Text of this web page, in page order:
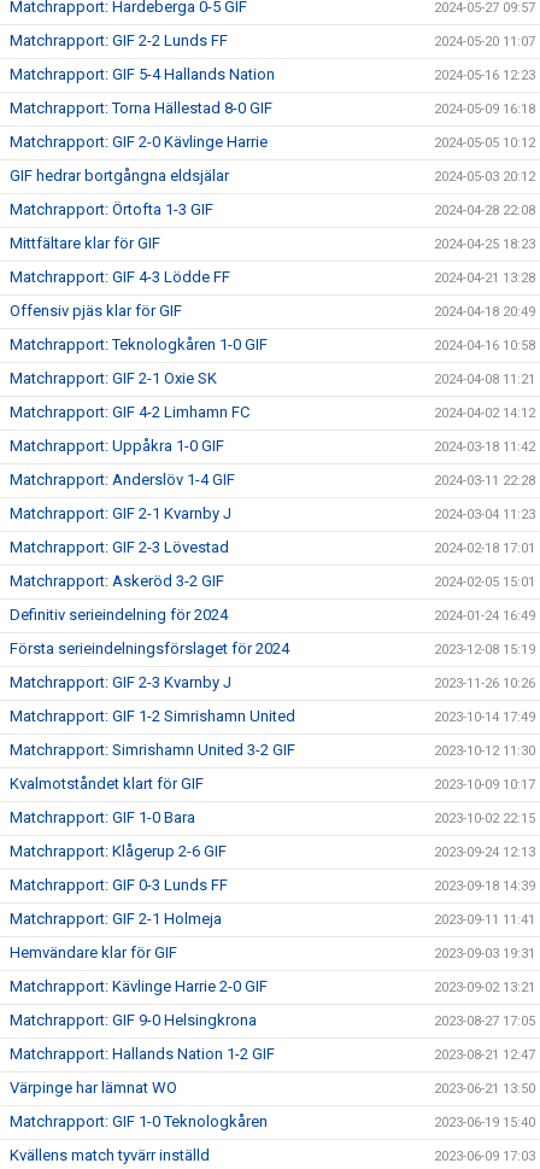
Matchrapport: Hardeberga 0-5 GIF 2024-05-27 09:57
Matchrapport: GIF 2-2 Lunds FF 2024-05-20 11:07
Matchrapport: GIF 5-4 Hallands Nation 2024-05-16 12:23
Matchrapport: Torna Hällestad 8-0 GIF 2024-05-09 16:18
Matchrapport: GIF 2-0 Kävlinge Harrie 2024-05-05 10:12
GIF hedrar bortgångna eldsjälar 2024-05-03 20:12
Matchrapport: Örtofta 1-3 GIF 2024-04-28 22:08
Mittfältare klar för GIF 2024-04-25 18:23
Matchrapport: GIF 4-3 Lödde FF 2024-04-21 13:28
Offensiv pjäs klar för GIF 2024-04-18 20:49
Matchrapport: Teknologkåren 1-0 GIF 2024-04-16 10:58
Matchrapport: GIF 2-1 Oxie SK 2024-04-08 11:21
Matchrapport: GIF 4-2 Limhamn FC 2024-04-02 14:12
Matchrapport: Uppåkra 1-0 GIF 2024-03-18 11:42
Matchrapport: Anderslöv 1-4 GIF 2024-03-11 22:28
Matchrapport: GIF 2-1 Kvarnby J 2024-03-04 11:23
Matchrapport: GIF 2-3 Lövestad 2024-02-18 17:01
Matchrapport: Askeröd 3-2 GIF 2024-02-05 15:01
Definitiv serieindelning för 2024 2024-01-24 16:49
Första serieindelningsförslaget för 2024 2023-12-08 15:19
Matchrapport: GIF 2-3 Kvarnby J 2023-11-26 10:26
Matchrapport: GIF 1-2 Simrishamn United 2023-10-14 17:49
Matchrapport: Simrishamn United 3-2 GIF 2023-10-12 11:30
Kvalmotståndet klart för GIF 2023-10-09 10:17
Matchrapport: GIF 1-0 Bara 2023-10-02 22:15
Matchrapport: Klågerup 2-6 GIF 2023-09-24 12:13
Matchrapport: GIF 0-3 Lunds FF 2023-09-18 14:39
Matchrapport: GIF 2-1 Holmeja 2023-09-11 11:41
Hemvändare klar för GIF 2023-09-03 19:31
Matchrapport: Kävlinge Harrie 2-0 GIF 2023-09-02 13:21
Matchrapport: GIF 9-0 Helsingkrona 2023-08-27 17:05
Matchrapport: Hallands Nation 1-2 GIF 2023-08-21 12:47
Värpinge har lämnat WO 2023-06-21 13:50
Matchrapport: GIF 1-0 Teknologkåren 2023-06-19 15:40
Kvällens match tyvärr inställd 2023-06-09 17:03